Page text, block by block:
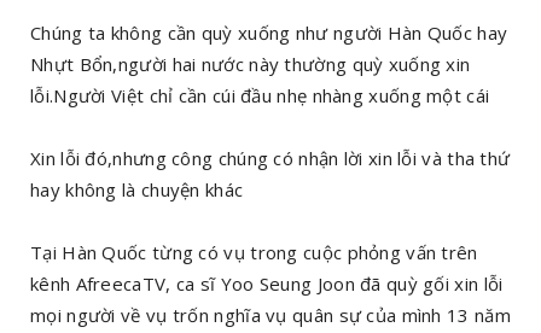
Chúng ta không cần quỳ xuống như người Hàn Quốc hay
Nhựt Bổn,người hai nước này thường quỳ xuống xin
lỗi.Người Việt chỉ cần cúi đầu nhẹ nhàng xuống một cái
Xin lỗi đó,nhưng công chúng có nhận lời xin lỗi và tha thứ
hay không là chuyện khác
Tại Hàn Quốc từng có vụ trong cuộc phỏng vấn trên
kênh AfreecaTV, ca sĩ Yoo Seung Joon đã quỳ gối xin lỗi
mọi người về vụ trốn nghĩa vụ quân sự của mình 13 năm